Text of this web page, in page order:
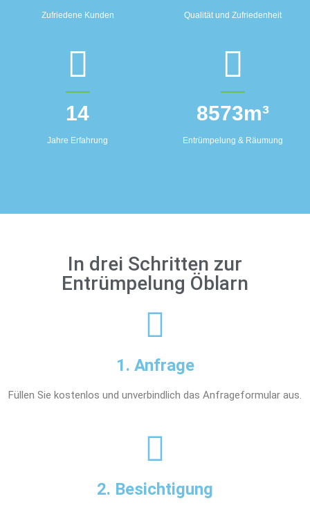
Zufriedene Kunden Qualität und Zufriedenheit
14
Jahre Erfahrung
8573m³
Entrümpelung & Räumung
In drei Schritten zur
Entrümpelung Öblarn
1. Anfrage
Füllen Sie kostenlos und unverbindlich das Anfrageformular aus.
2. Besichtigung